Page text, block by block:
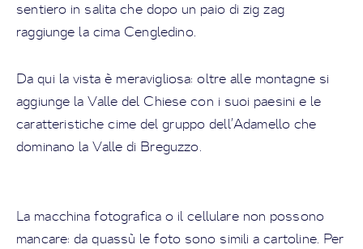
sentiero in salita che dopo un paio di zig zag
raggiunge la cima Cengledino.
Da qui la vista è meravigliosa: oltre alle montagne si
aggiunge la Valle del Chiese con i suoi paesini e le
caratteristiche cime del gruppo dell’Adamello che
dominano la Valle di Breguzzo.
La macchina fotografica o il cellulare non possono
mancare: da quassù le foto sono simili a cartoline. Per